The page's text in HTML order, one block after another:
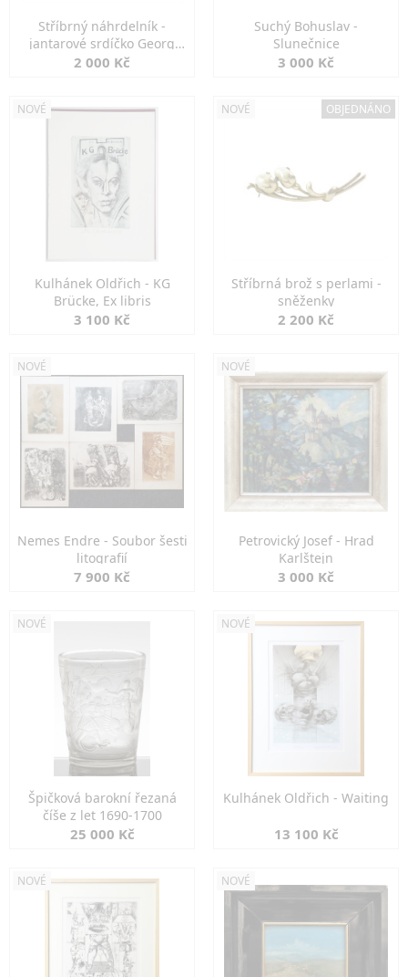
Stříbrný náhrdelník -
jantarové srdíčko Georg
Kramer
2 000 Kč
Suchý Bohuslav -
Slunečnice
3 000 Kč
NOVÉ
Kulhánek Oldřich - KG
Brücke, Ex libris
3 100 Kč
NOVÉ OBJEDNÁNO
Stříbrná brož s perlami -
sněženky
2 200 Kč
NOVÉ
Nemes Endre - Soubor šesti
litografií
7 900 Kč
NOVÉ
Petrovický Josef - Hrad
Karlštejn
3 000 Kč
NOVÉ
Špičková barokní řezaná
číše z let 1690-1700
25 000 Kč
NOVÉ
Kulhánek Oldřich - Waiting
13 100 Kč
NOVÉ NOVÉ